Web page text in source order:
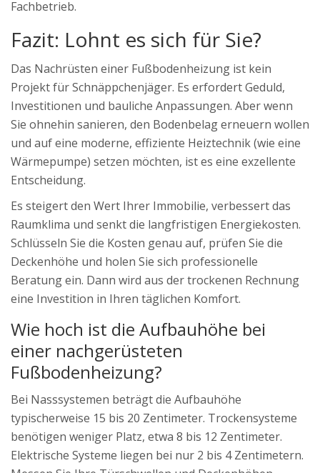
Fachbetrieb.
Fazit: Lohnt es sich für Sie?
Das Nachrüsten einer Fußbodenheizung ist kein
Projekt für Schnäppchenjäger. Es erfordert Geduld,
Investitionen und bauliche Anpassungen. Aber wenn
Sie ohnehin sanieren, den Bodenbelag erneuern wollen
und auf eine moderne, effiziente Heiztechnik (wie eine
Wärmepumpe) setzen möchten, ist es eine exzellente
Entscheidung.
Es steigert den Wert Ihrer Immobilie, verbessert das
Raumklima und senkt die langfristigen Energiekosten.
Schlüsseln Sie die Kosten genau auf, prüfen Sie die
Deckenhöhe und holen Sie sich professionelle
Beratung ein. Dann wird aus der trockenen Rechnung
eine Investition in Ihren täglichen Komfort.
Wie hoch ist die Aufbauhöhe bei
einer nachgerüsteten
Fußbodenheizung?
Bei Nasssystemen beträgt die Aufbauhöhe
typischerweise 15 bis 20 Zentimeter. Trockensysteme
benötigen weniger Platz, etwa 8 bis 12 Zentimeter.
Elektrische Systeme liegen bei nur 2 bis 4 Zentimetern.